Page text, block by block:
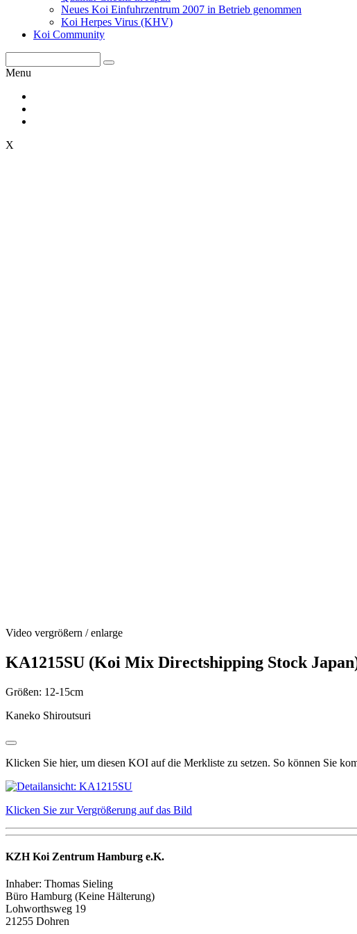
Neues Koi Einfuhrzentrum 2007 in Betrieb genommen
Koi Herpes Virus (KHV)
Koi Community
Menu
X
Video vergrößern / enlarge
KA1215SU (Koi Mix Directshipping Stock
Größen: 12-15cm
Kaneko Shiroutsuri
Klicken Sie hier, um diesen KOI auf die Merkliste zu setzen. So können Sie
Klicken Sie zur Vergrößerung auf das Bild
KZH Koi Zentrum Hamburg e.K.
Inhaber: Thomas Sieling
Büro Hamburg (Keine Hälterung)
Lohworthsweg 19
21255 Dohren